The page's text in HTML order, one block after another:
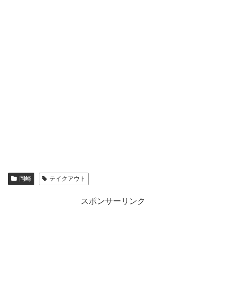
岡崎 テイクアウト
スポンサーリンク